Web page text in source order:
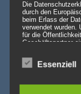
Die
durch den
beim Erlass der
verwendet wurden.
für die
Geschäftspartner
Begrifflichkeiten
unter anderem
Essenziell